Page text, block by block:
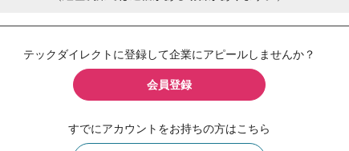
テックダイレクトに登録して企業にアピールしませんか？
会員登録
すでにアカウントをお持ちの方はこちら